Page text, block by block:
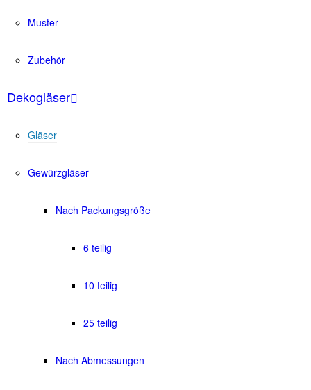
Muster
Zubehör
Dekogläser
Gläser
Gewürzgläser
Nach Packungsgröße
6 teilig
10 teilig
25 teilig
Nach Abmessungen